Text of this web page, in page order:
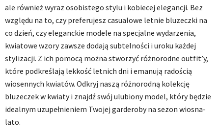
ale również wyraz osobistego stylu i kobiecej elegancji. Bez
względu na to, czy preferujesz casualowe letnie bluzeczki na
co dzień, czy eleganckie modele na specjalne wydarzenia,
kwiatowe wzory zawsze dodają subtelności i uroku każdej
stylizacji. Z ich pomocą można stworzyć różnorodne outfit’y,
które podkreślają lekkość letnich dni i emanują radością
wiosennych kwiatów. Odkryj naszą różnorodną kolekcję
bluzeczek w kwiaty i znajdź swój ulubiony model, który będzie
idealnym uzupełnieniem Twojej garderoby na sezon wiosna-
lato.